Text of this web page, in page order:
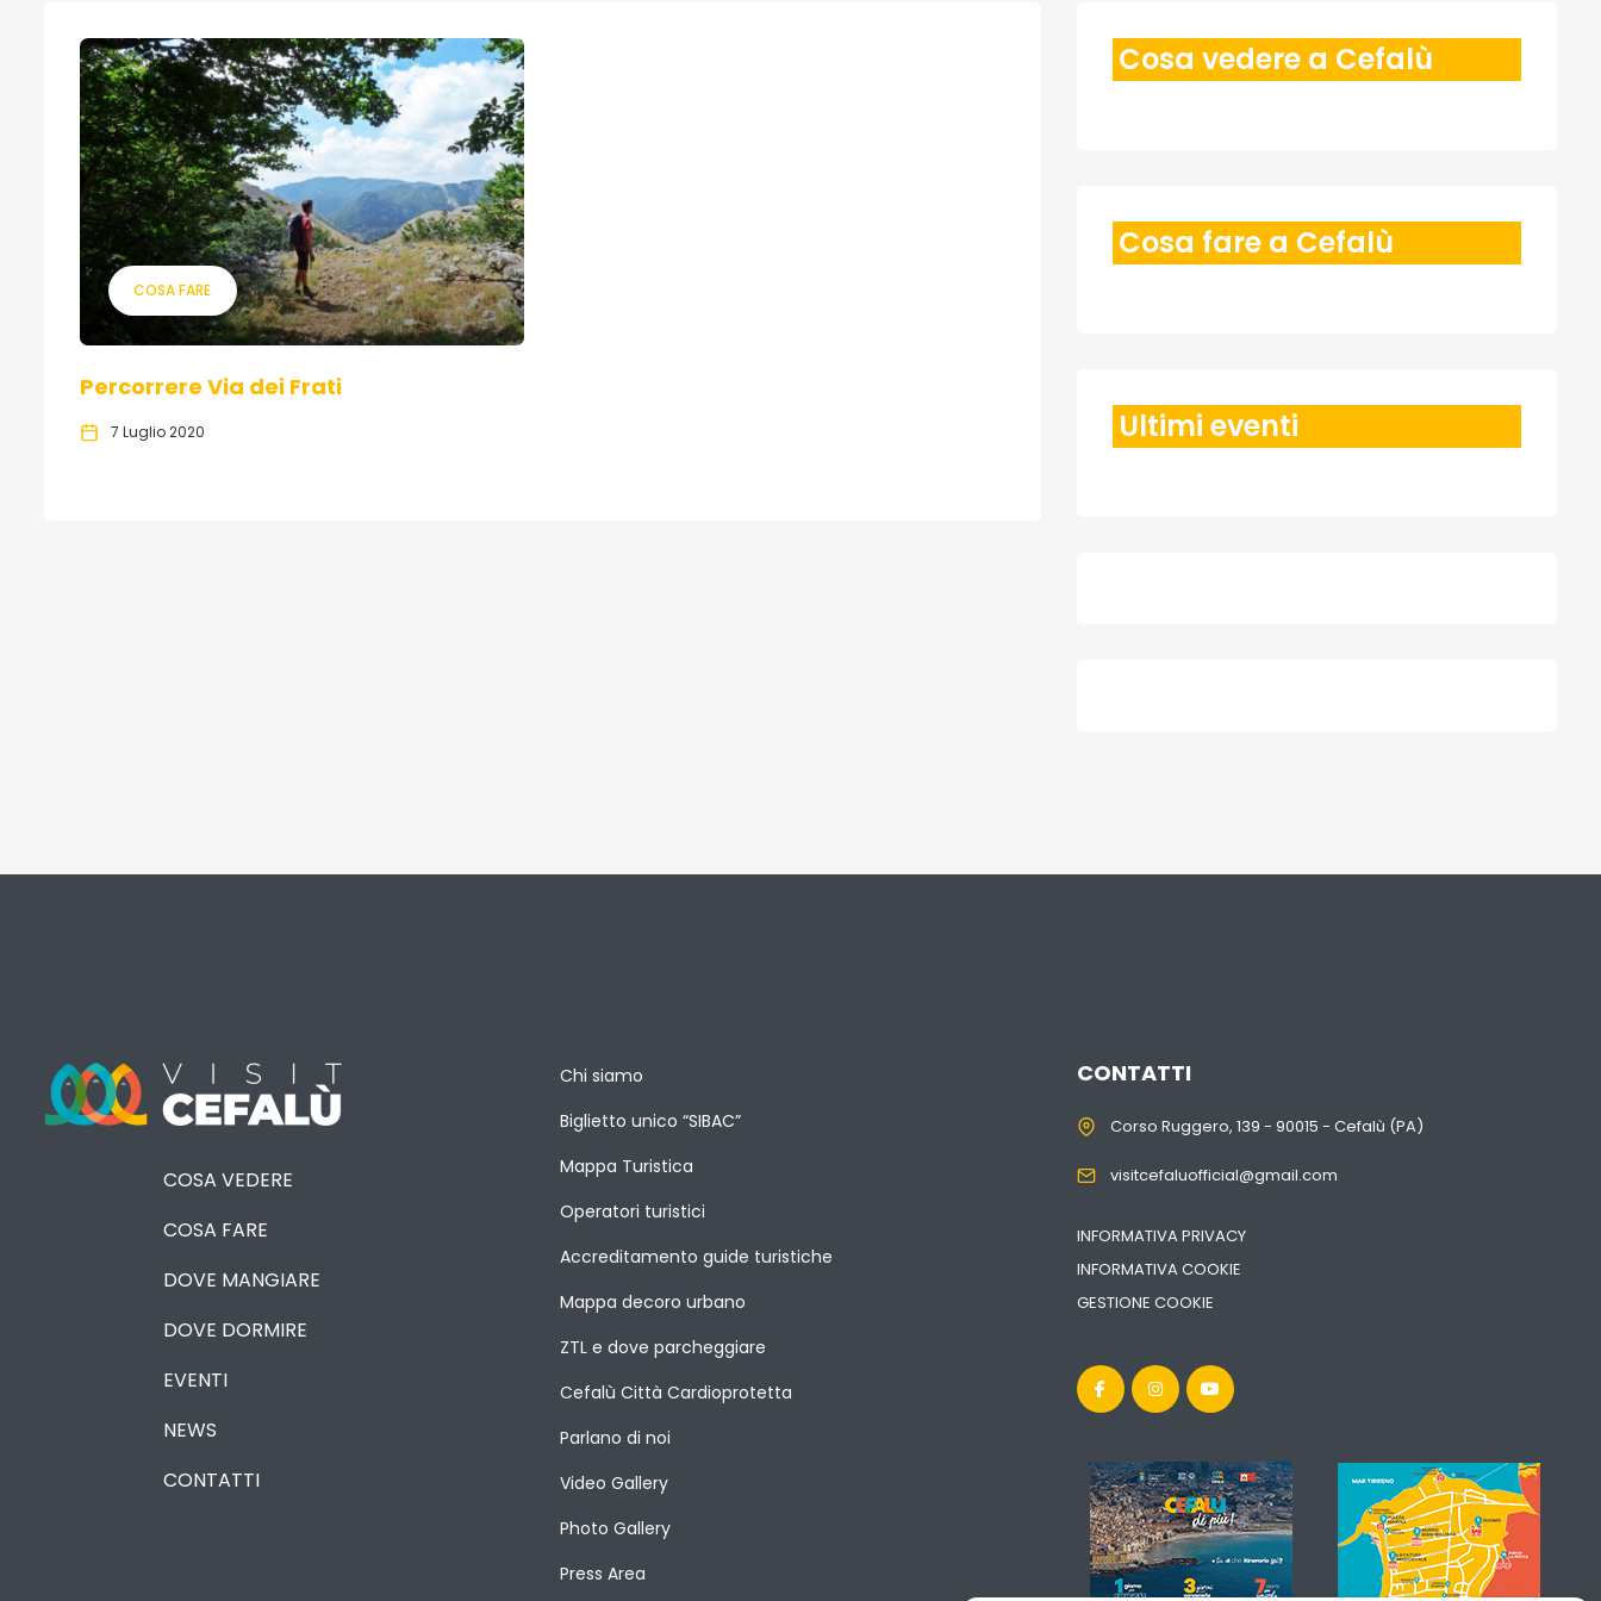
COSA FARE
Percorrere Via dei Frati
7 Luglio 2020
Cosa vedere a Cefalù
Cosa fare a Cefalù
Ultimi eventi
COSA VEDERE
COSA FARE
DOVE MANGIARE
DOVE DORMIRE
EVENTI
NEWS
CONTATTI
Chi siamo
Biglietto unico “SIBAC”
Mappa Turistica
Operatori turistici
Accreditamento guide turistiche
Mappa decoro urbano
ZTL e dove parcheggiare
Cefalù Città Cardioprotetta
Parlano di noi
Video Gallery
Photo Gallery
Press Area
CONTATTI
Corso Ruggero, 139 - 90015 - Cefalù (PA)
visitcefaluofficial@gmail.com
INFORMATIVA PRIVACY
INFORMATIVA COOKIE
GESTIONE COOKIE